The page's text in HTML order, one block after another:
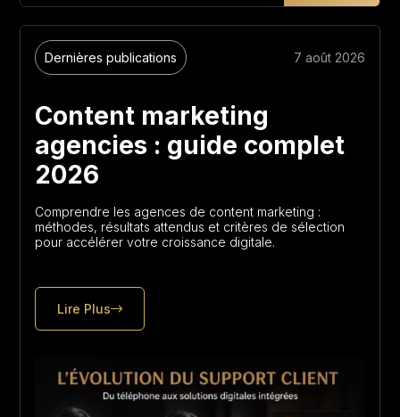
Dernières publications 7 août 2026
Content marketing
agencies : guide complet
2026
Comprendre les agences de content marketing :
méthodes, résultats attendus et critères de sélection
pour accélérer votre croissance digitale.
Lire Plus